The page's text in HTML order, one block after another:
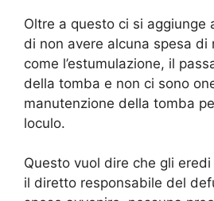
Oltre a questo ci si aggiunge
di non avere alcuna spesa di
come l’estumulazione, il
della tomba e non ci sono
manutenzione della tomba
loculo.
Questo vuol dire che gli
il diretto responsabile del